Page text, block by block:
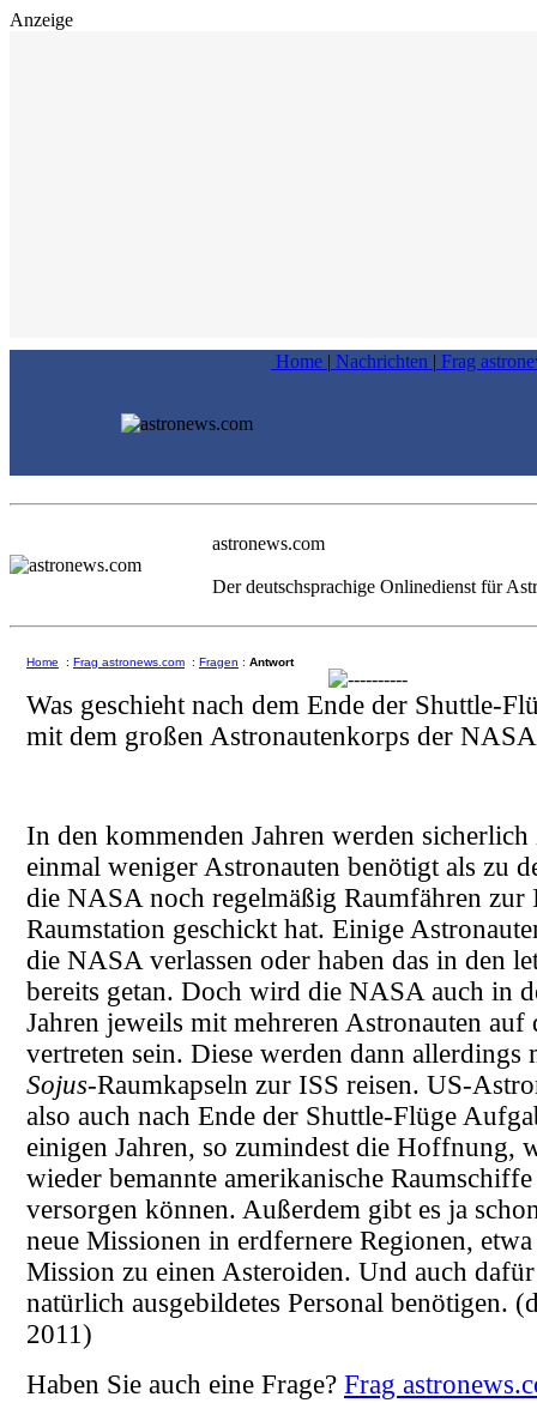
Anzeige
Home | Nachrichten | Frag
astronews.com
Der deutschsprachige Onlinedienst für
Home : Frag astronews.com : Fragen : Antwort
Was geschieht nach dem Ende der Shuttle-
mit dem großen Astronautenkorps der
In den kommenden Jahren werden sicherlich
einmal weniger Astronauten benötigt als zu
die NASA noch regelmäßig Raumfähren zur
Raumstation geschickt hat. Einige
die NASA verlassen oder haben das in den
bereits getan. Doch wird die NASA auch in
Jahren jeweils mit mehreren Astronauten auf
vertreten sein. Diese werden dann allerdings
Sojus-Raumkapseln zur ISS reisen. US-
also auch nach Ende der Shuttle-Flüge
einigen Jahren, so zumindest die Hoffnung,
wieder bemannte amerikanische
versorgen können. Außerdem gibt es ja
neue Missionen in erdfernere Regionen,
Mission zu einen Asteroiden. Und auch
natürlich ausgebildetes Personal benötigen.
2011)
Haben Sie auch eine Frage? Frag